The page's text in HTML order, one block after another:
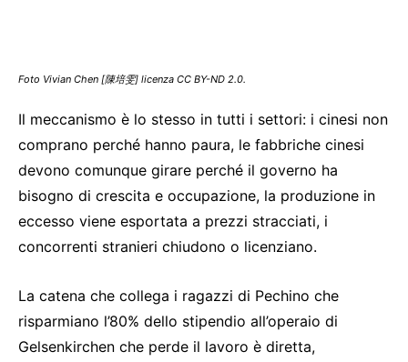
Foto Vivian Chen [陳培雯] licenza CC BY-ND 2.0.
Il meccanismo è lo stesso in tutti i settori: i cinesi non
comprano perché hanno paura, le fabbriche cinesi
devono comunque girare perché il governo ha
bisogno di crescita e occupazione, la produzione in
eccesso viene esportata a prezzi stracciati, i
concorrenti stranieri chiudono o licenziano.
La catena che collega i ragazzi di Pechino che
risparmiano l’80% dello stipendio all’operaio di
Gelsenkirchen che perde il lavoro è diretta,